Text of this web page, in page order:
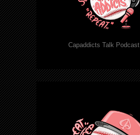
Capaddicts Talk Podcast